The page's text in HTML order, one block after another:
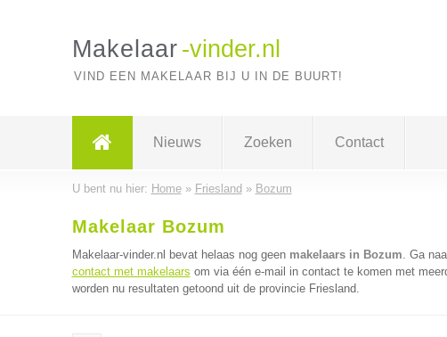
Makelaar -vinder.nl
VIND EEN MAKELAAR BIJ U IN DE BUURT!
Nieuws Zoeken Contact
U bent nu hier: Home» Friesland » Bozum
Makelaar Bozum
Makelaar-vinder.nl bevat helaas nog geen makelaars in Bozum. Ga
contact met makelaars om via één e-mail in contact te komen met
worden nu resultaten getoond uit de provincie Friesland.